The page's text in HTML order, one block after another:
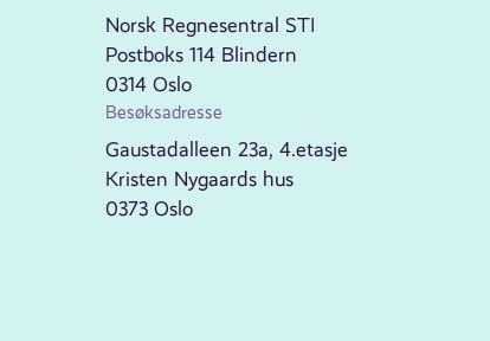
Norsk Regnesentral STI
Postboks 114 Blindern
0314 Oslo
Besøksadresse
Gaustadalleen 23a, 4.etasje
Kristen Nygaards hus
0373 Oslo